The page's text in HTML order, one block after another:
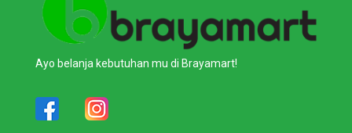
Ayo belanja kebutuhan mu di Brayamart!